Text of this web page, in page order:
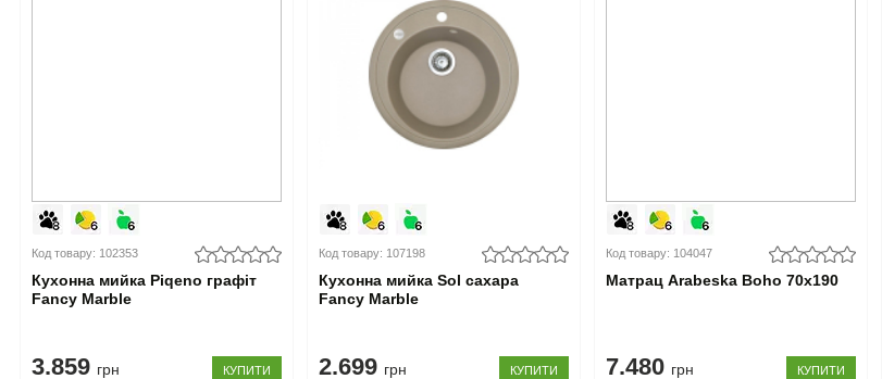
Код товару: 102353
Кухонна мийка Piqeno графіт
Fancy Marble
3.859 грн КУПИТИ
Код товару: 107198
Кухонна мийка Sol сахара
Fancy Marble
2.699 грн КУПИТИ
Код товару: 104047
Матрац Arabeska Boho 70x190
7.480 грн КУПИТИ